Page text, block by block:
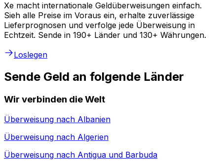
Xe macht internationale Geldüberweisungen einfach.
Sieh alle Preise im Voraus ein, erhalte zuverlässige
Lieferprognosen und verfolge jede Überweisung in
Echtzeit. Sende in 190+ Länder und 130+ Währungen.
Loslegen
Sende Geld an folgende Länder
Wir verbinden die Welt
Überweisung nach Albanien
Überweisung nach Algerien
Überweisung nach Antigua und Barbuda